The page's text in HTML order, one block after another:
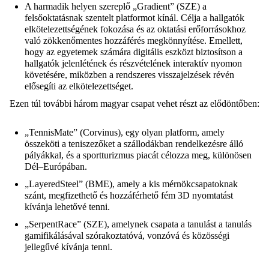
A harmadik helyen szereplő „Gradient” (SZE) a
felsőoktatásnak szentelt platformot kínál. Célja a hallgatók
elkötelezettségének fokozása és az oktatási erőforrásokhoz
való zökkenőmentes hozzáférés megkönnyítése. Emellett,
hogy az egyetemek számára digitális eszközt biztosítson a
hallgatók jelenlétének és részvételének interaktív nyomon
követésére, miközben a rendszeres visszajelzések révén
elősegíti az elkötelezettséget.
Ezen túl további három magyar csapat vehet részt az elődöntőben:
„TennisMate” (Corvinus), egy olyan platform, amely
összeköti a teniszezőket a szállodákban rendelkezésre álló
pályákkal, és a sportturizmus piacát célozza meg, különösen
Dél–Európában.
„LayeredSteel” (BME), amely a kis mérnökcsapatoknak
szánt, megfizethető és hozzáférhető fém 3D nyomtatást
kívánja lehetővé tenni.
„SerpentRace” (SZE), amelynek csapata a tanulást a tanulás
gamifikálásával szórakoztatóvá, vonzóvá és közösségi
jellegűvé kívánja tenni.